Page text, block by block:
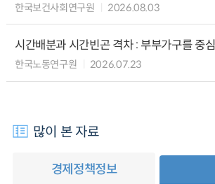
한국보건사회연구원 2026.08.03
시간배분과 시간빈곤 격차 : 부부가구를 중
한국노동연구원 2026.07.23
많이 본 자료
경제정책정보